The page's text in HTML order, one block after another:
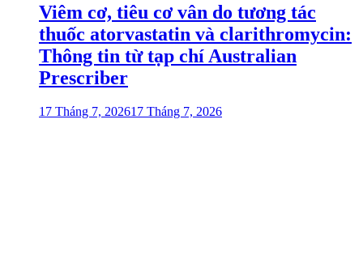
Viêm cơ, tiêu cơ vân do tương tác
thuốc atorvastatin và clarithromycin:
Thông tin từ tạp chí Australian
Prescriber
17 Tháng 7, 202617 Tháng 7, 2026